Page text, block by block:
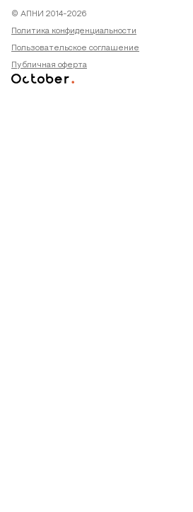
© АПНИ 2014-2026
Политика конфиденциальности
Пользовательское соглашение
Публичная оферта